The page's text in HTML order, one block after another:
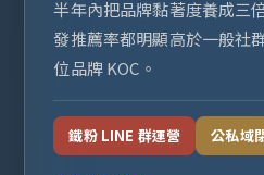
半年內把品牌黏著度養成三
發推薦率都明顯高於一般社
位品牌 KOC。
鐵粉 LINE 群運營 公私域